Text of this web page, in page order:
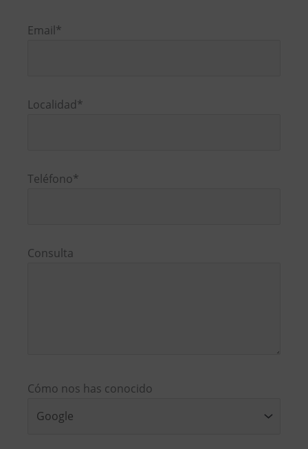
favor,
vacío.
Email*
Localidad*
Teléfono*
Consulta
Cómo nos has conocido